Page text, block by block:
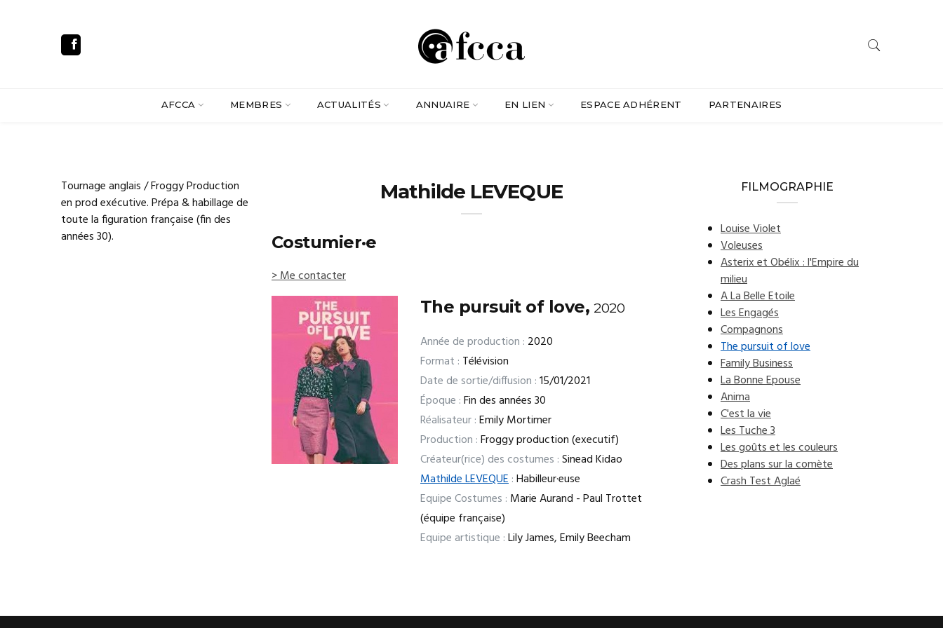
AFCCA MEMBRES ACTUALITÉS ANNUAIRE EN LIEN ESPACE ADHÉRENT PARTENAIRES
Mathilde LEVEQUE
Costumier·e
> Me contacter
The pursuit of love,2020
Année de production : 2020
Format : Télévision
Date de sortie/diffusion :15/01/2021
Époque :Fin des années 30
Réalisateur :Emily Mortimer
Production :Froggy production (executif)
Créateur(rice) des costumes :Sinead Kidao
Mathilde LEVEQUE:Habilleur·euse
Equipe Costumes : Marie Aurand - Paul Trottet
(équipe française)
Equipe artistique :Lily James, Emily Beecham
Tournage anglais / Froggy Production
en prod exécutive. Prépa & habillage de
toute la figuration française (fin des
années 30).
FILMOGRAPHIE
Louise Violet
Voleuses
Asterix et Obélix : l'Empire du
milieu
A La Belle Etoile
Les Engagés
Compagnons
The pursuit of love
Family Business
La Bonne Epouse
Anima
C'est la vie
Les Tuche 3
Les goûts et les couleurs
Des plans sur la comète
Crash Test Aglaé